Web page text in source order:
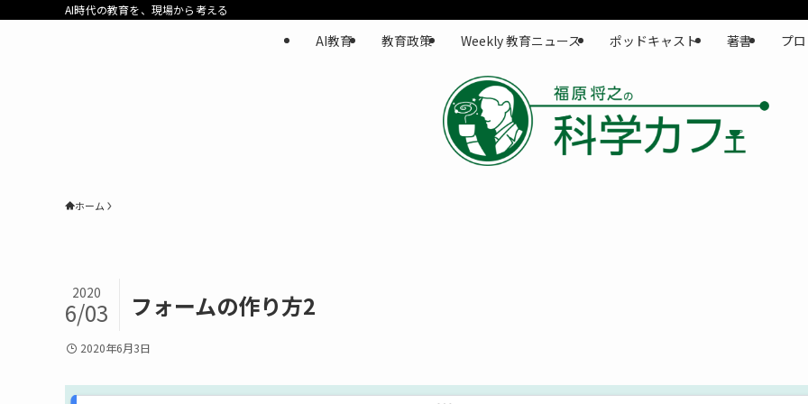
AI時代の教育を、現場から考える
AI教育 教育政策 Weekly 教育ニュース ポッドキャスト 著書 プ
ホーム
フォームの作り方2
2020
6/03
2020年6月3日